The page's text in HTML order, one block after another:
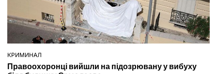
ОПУБЛІКУВАТИ
КРИМИНАЛ
Правоохоронці вийшли на підозрювану у вибуху